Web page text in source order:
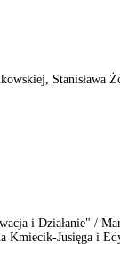
Stanisława
i Działanie" /
Kmiecik-Jusięga i